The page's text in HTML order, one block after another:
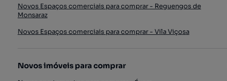
Novos Espaços comerciais para comprar - Reguengos de
Monsaraz
Novos Espaços comerciais para comprar - Vila Viçosa
Novos imóveis para comprar